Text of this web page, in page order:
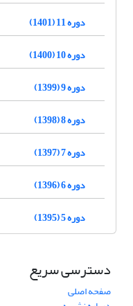
دوره 11 (1401)
دوره 10 (1400)
دوره 9 (1399)
دوره 8 (1398)
دوره 7 (1397)
دوره 6 (1396)
دوره 5 (1395)
دسترسی سریع
صفحه اصلی